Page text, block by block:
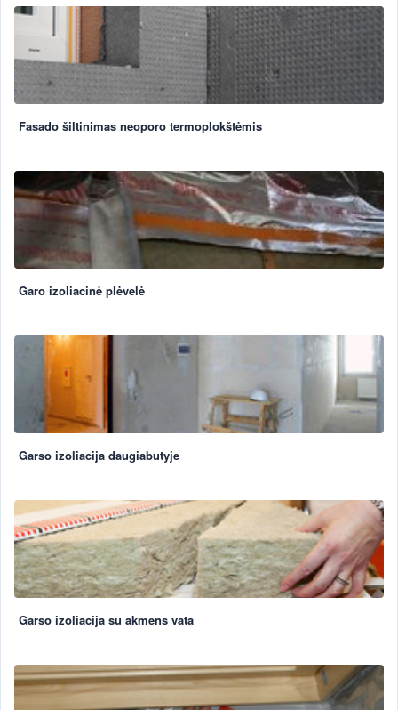
Fasado šiltinimas neoporo termoplokštėmis
Garo izoliacinė plėvelė
Garso izoliacija daugiabutyje
Garso izoliacija su akmens vata